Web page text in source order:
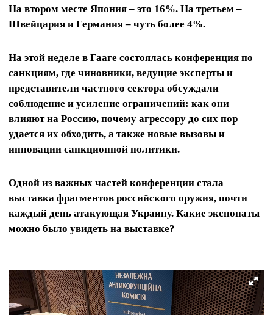
На втором месте Япония – это 16%. На третьем –
Швейцария и Германия – чуть более 4%.
На этой неделе в Гааге состоялась конференция по
санкциям, где чиновники, ведущие эксперты и
представители частного сектора обсуждали
соблюдение и усиление ограничений: как они
влияют на Россию, почему агрессору до сих пор
удается их обходить, а также новые вызовы и
инновации санкционной политики.
Одной из важных частей конференции стала
выставка фрагментов российского оружия, почти
каждый день атакующая Украину. Какие экспонаты
можно было увидеть на выставке?